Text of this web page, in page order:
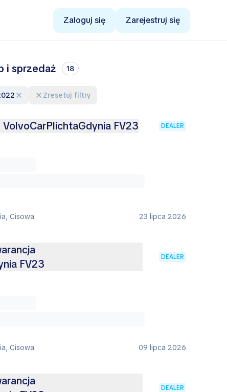
Zaloguj się Zarejestruj się
i sprzedaż 18
Zresetuj filtry
FV23 DEALER
Cisowa
23 lipca 2026
FV23
DEALER
Cisowa
09 lipca 2026
DEALER